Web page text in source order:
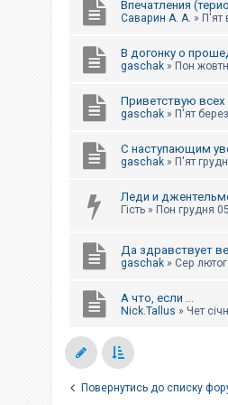
Впечатления
Саварин А. А. » П'ят
В догонку о
gaschak » Пон
Приветствую всех
gaschak » П'ят
С наступающим
gaschak » П'ят
Леди и
Гість » Пон грудня
Да здравствует
gaschak » Сер
А что, если ...
Nick.Tallus » Чет
Повернутись до списку